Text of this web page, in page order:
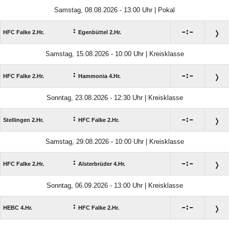
Samstag, 08.08.2026 - 13:00 Uhr | Pokal
HFC Falke 2.Hr. : Egenbüttel 2.Hr. :
Samstag, 15.08.2026 - 10:00 Uhr | Kreisklasse
HFC Falke 2.Hr. : Hammonia 4.Hr. :
Sonntag, 23.08.2026 - 12:30 Uhr | Kreisklasse
Stellingen 2.Hr. : HFC Falke 2.Hr. :
Samstag, 29.08.2026 - 10:00 Uhr | Kreisklasse
HFC Falke 2.Hr. : Alsterbrüder 4.Hr. :
Sonntag, 06.09.2026 - 13:00 Uhr | Kreisklasse
HEBC 4.Hr. : HFC Falke 2.Hr. :